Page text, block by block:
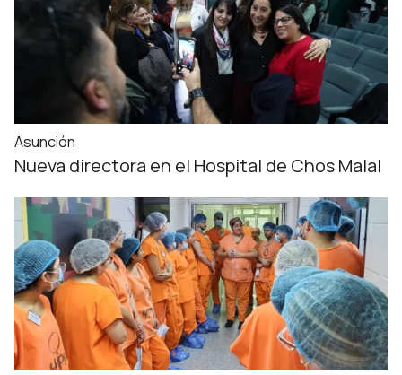
Asunción
Nueva directora en el Hospital de Chos Malal